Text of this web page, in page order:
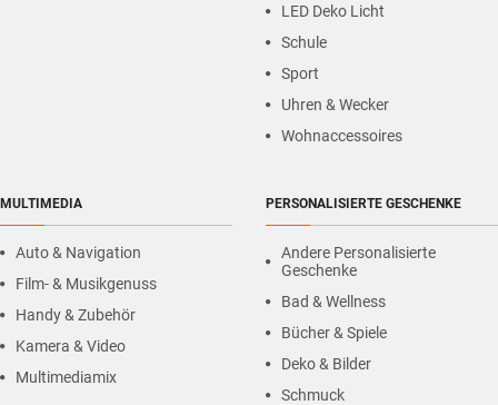
LED Deko Licht
Schule
Sport
Uhren & Wecker
Wohnaccessoires
MULTIMEDIA
Auto & Navigation
Film- & Musikgenuss
Handy & Zubehör
Kamera & Video
Multimediamix
PERSONALISIERTE GESCHENKE
Andere Personalisierte
Geschenke
Bad & Wellness
Bücher & Spiele
Deko & Bilder
Schmuck